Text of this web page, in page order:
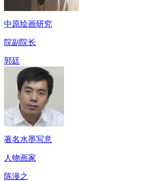
中原绘画研究
院副院长
郭廷
著名水墨写意
人物画家
陈漫之